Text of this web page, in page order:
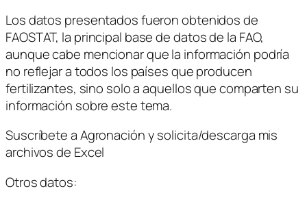
Los datos presentados fueron obtenidos de
FAOSTAT, la principal base de datos de la FAO,
aunque cabe mencionar que la información podría
no reflejar a todos los países que producen
fertilizantes, sino solo a aquellos que comparten su
información sobre este tema.
Suscríbete a Agronación y solicita/descarga mis
archivos de Excel
Otros datos: